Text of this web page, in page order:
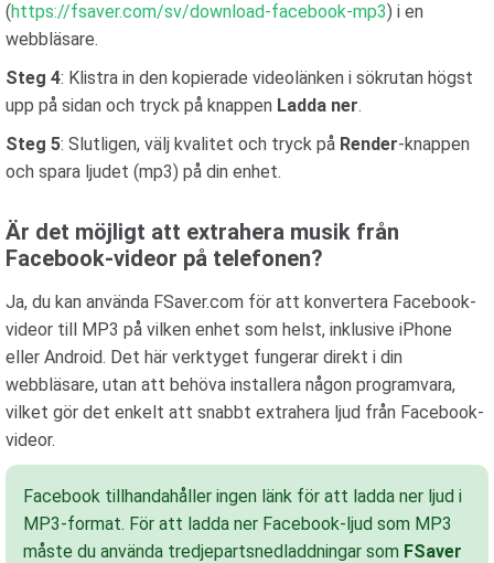
(https://fsaver.com/sv/download-facebook-mp3) i en
webbläsare.
Steg 4: Klistra in den kopierade videolänken i sökrutan högst
upp på sidan och tryck på knappen Ladda ner.
Steg 5: Slutligen, välj kvalitet och tryck på Render-knappen
och spara ljudet (mp3) på din enhet.
Är det möjligt att extrahera musik från
Facebook-videor på telefonen?
Ja, du kan använda FSaver.com för att konvertera Facebook-
videor till MP3 på vilken enhet som helst, inklusive iPhone
eller Android. Det här verktyget fungerar direkt i din
webbläsare, utan att behöva installera någon programvara,
vilket gör det enkelt att snabbt extrahera ljud från Facebook-
videor.
Facebook tillhandahåller ingen länk för att ladda ner ljud i
MP3-format. För att ladda ner Facebook-ljud som MP3
måste du använda tredjepartsnedladdningar som FSaver